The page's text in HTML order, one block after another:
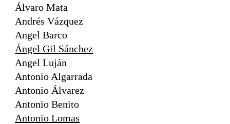
Álvaro Mata
Andrés Vázquez
Angel Barco
Ángel Gil Sánchez
Angel Luján
Antonio Algarrada
Antonio Álvarez
Antonio Benito
Antonio Lomas